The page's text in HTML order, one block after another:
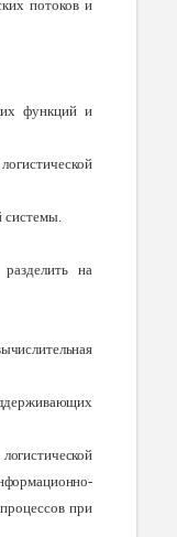
потоков и
функций и
системы.
на
при